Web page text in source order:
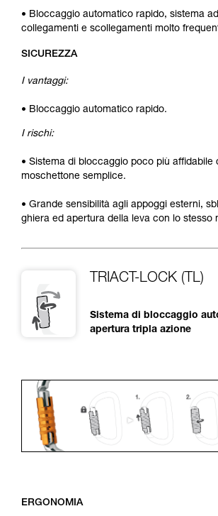
• Bloccaggio automatico rapido, sistema
collegamenti e scollegamenti molto
SICUREZZA
I vantaggi:
• Bloccaggio automatico rapido.
I rischi:
• Sistema di bloccaggio poco più affidabile
moschettone semplice.
• Grande sensibilità agli appoggi esterni,
ghiera ed apertura della leva con lo stesso
TRIACT-LOCK (TL)
Sistema di bloccaggio
apertura tripla azione
ERGONOMIA